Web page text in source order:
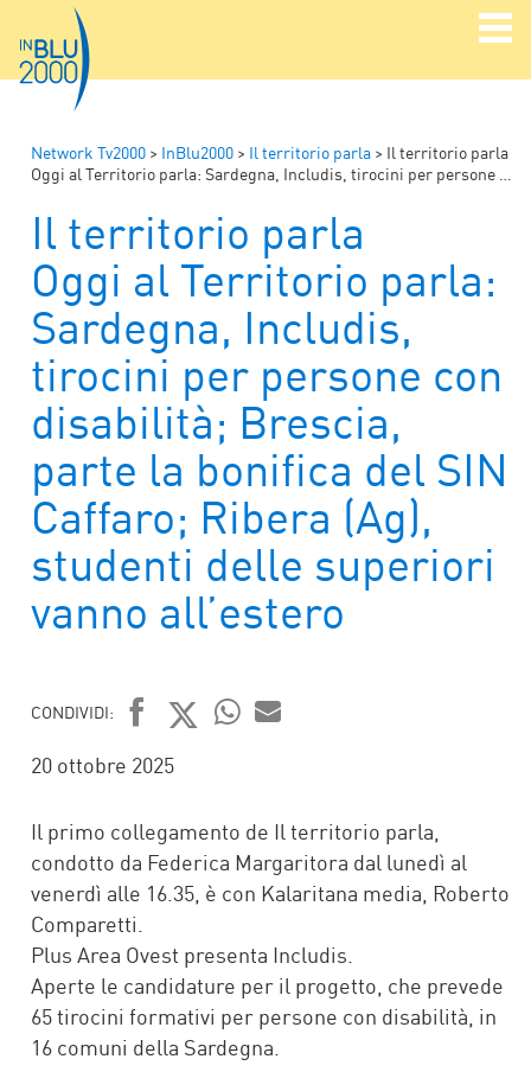
Network Tv2000 > InBlu2000 > Il territorio parla > Il territorio parla
Oggi al Territorio parla: Sardegna, Includis, tirocini per persone con disabilità; Brescia, parte la bonifica del SIN Caffaro; Ribera (Ag), studenti delle superiori vanno all’estero
Il territorio parla
Oggi al Territorio parla:
Sardegna, Includis,
tirocini per persone con
disabilità; Brescia,
parte la bonifica del SIN
Caffaro; Ribera (Ag),
studenti delle superiori
vanno all’estero
CONDIVIDI:
FACEBOOK
TWITTER
20 ottobre 2025
Il primo collegamento de Il territorio parla,
condotto da Federica Margaritora dal lunedì al
venerdì alle 16.35, è con Kalaritana media, Roberto
Comparetti.
Plus Area Ovest presenta Includis.
Aperte le candidature per il progetto, che prevede
65 tirocini formativi per persone con disabilità, in
16 comuni della Sardegna.